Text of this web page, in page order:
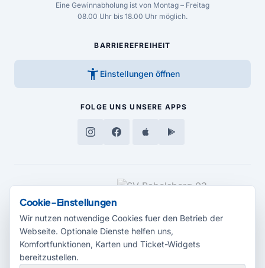
Eine Gewinnabholung ist von Montag – Freitag
08.00 Uhr bis 18.00 Uhr möglich.
BARRIEREFREIHEIT
accessibility_new Einstellungen öffnen
FOLGE UNS UNSERE APPS
MEDIENPARTNER
Cookie-Einstellungen
Wir nutzen notwendige Cookies fuer den Betrieb der
Webseite. Optionale Dienste helfen uns,
Komfortfunktionen, Karten und Ticket-Widgets
bereitzustellen.